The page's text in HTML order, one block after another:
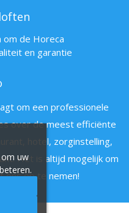
om de Horeca
en garantie
om een professionele
over de meest efficiënte
hotel, zorginstelling,
Het is altijd mogelijk om
ons op te nemen!
uw